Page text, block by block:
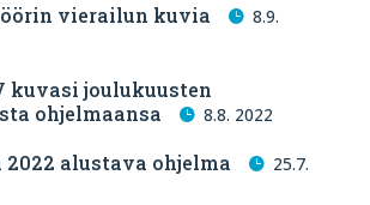
vierailun kuvia
8.9.
kuvasi joulukuusten
ohjelmaansa
8.8. 2022
2022 alustava ohjelma
25.7.